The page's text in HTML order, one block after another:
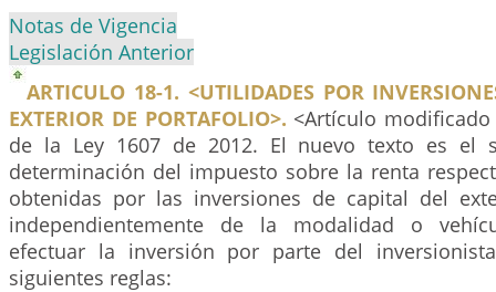
Notas de Vigencia
Legislación Anterior
ARTICULO 18-1. <UTILIDADES POR
EXTERIOR DE PORTAFOLIO>. <Artículo
de la Ley 1607 de 2012. El nuevo texto es el
determinación del impuesto sobre la renta
obtenidas por las inversiones de capital del
independientemente de la modalidad o
efectuar la inversión por parte del
siguientes reglas: